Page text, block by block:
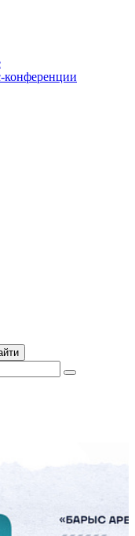
конференции